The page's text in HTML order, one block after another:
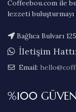
Coffeebou.com ile
lezzeti
Bağlıca Bulvarı
İletişim Hattı:
Email:
%100